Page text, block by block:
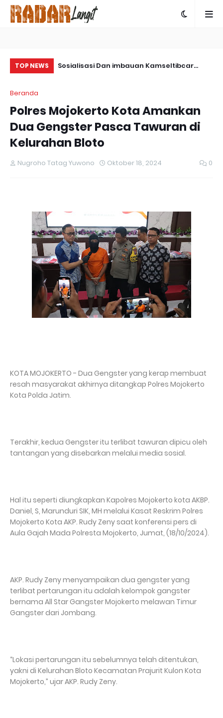
TOP NEWS
Damai
Sosialisasi Dan imbauan Kamseltibcar
Beranda
Polres Mojokerto Kota Amankan
Dua Gengster Pasca Tawuran di
Kelurahan Bloto
Nugroho Tatag Yuwono Oktober 18, 2024 0
KOTA MOJOKERTO - Dua Gengster yang kerap membuat
resah masyarakat akhirnya ditangkap Polres Mojokerto
Kota Polda Jatim.
Terakhir, kedua Gengster itu terlibat tawuran dipicu oleh
tantangan yang disebarkan melalui media sosial.
Hal itu seperti diungkapkan Kapolres Mojokerto kota AKBP.
Daniel, S, Marunduri SIK, MH melalui Kasat Reskrim Polres
Mojokerto Kota AKP. Rudy Zeny saat konferensi pers di
Aula Gajah Mada Polresta Mojokerto, Jumat, (18/10/2024).
AKP. Rudy Zeny menyampaikan dua gengster yang
terlibat pertarungan itu adalah kelompok gangster
bernama All Star Gangster Mojokerto melawan Timur
Gangster dari Jombang.
“Lokasi pertarungan itu sebelumnya telah ditentukan,
yakni di Kelurahan Bloto Kecamatan Prajurit Kulon Kota
Mojokerto,” ujar AKP. Rudy Zeny.